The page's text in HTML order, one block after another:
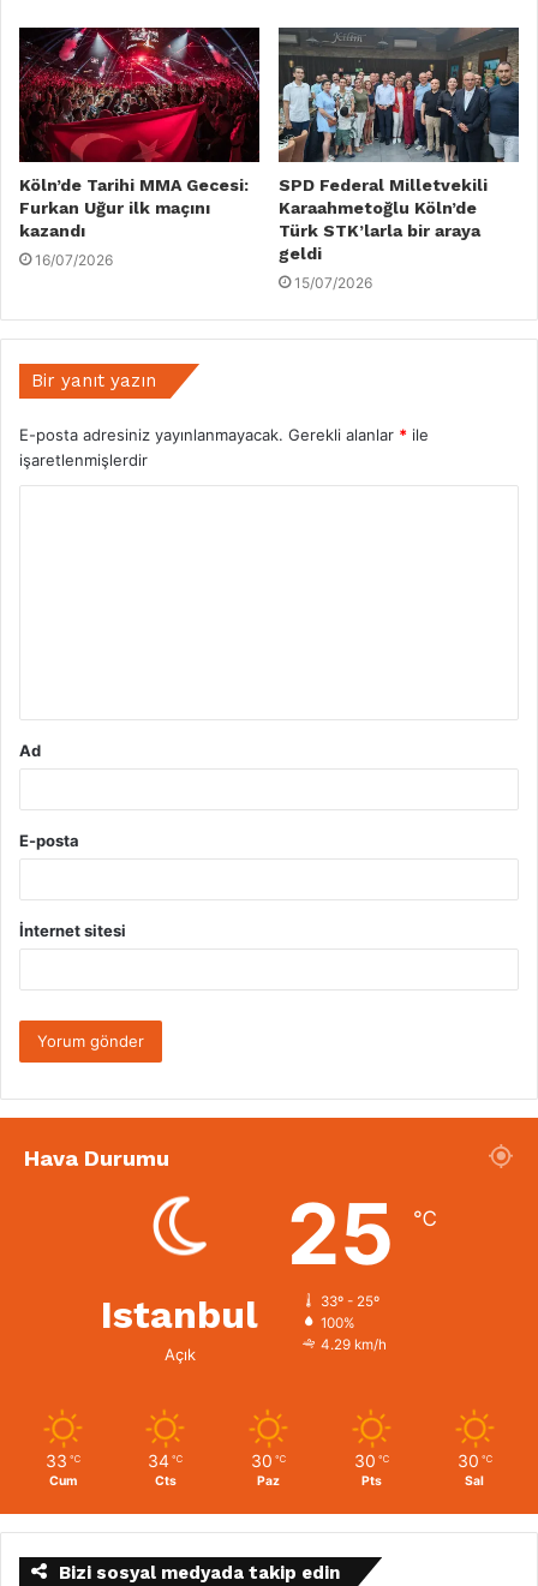
Köln’de Tarihi MMA Gecesi:
Furkan Uğur ilk maçını
kazandı
16/07/2026
SPD Federal Milletvekili
Karaahmetoğlu Köln’de
Türk STK’larla bir araya
geldi
15/07/2026
Bir yanıt yazın
E-posta adresiniz yayınlanmayacak. Gerekli alanlar * ile
işaretlenmişlerdir
Ad
E-posta
İnternet sitesi
Hava Durumu
Istanbul
Açık
25 ℃
33º - 25º
100%
4.29 km/h
33 ℃
Cum
34 ℃
Cts
30 ℃
Paz
30 ℃
Pts
30 ℃
Sal
Bizi sosyal medyada takip edin